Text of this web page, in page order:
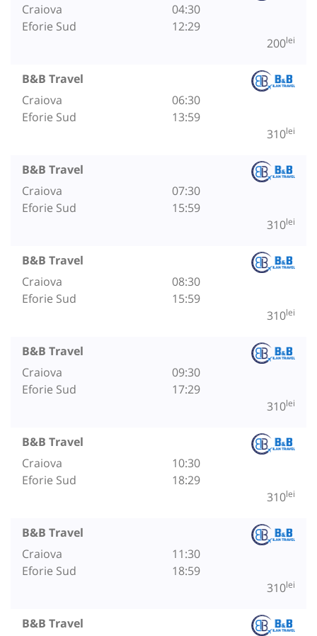
Craiova
Eforie Sud
04:30
12:29
200lei
B&B Travel
Craiova
Eforie Sud
06:30
13:59
310lei
B&B Travel
Craiova
Eforie Sud
07:30
15:59
310lei
B&B Travel
Craiova
Eforie Sud
08:30
15:59
310lei
B&B Travel
Craiova
Eforie Sud
09:30
17:29
310lei
B&B Travel
Craiova
Eforie Sud
10:30
18:29
310lei
B&B Travel
Craiova
Eforie Sud
11:30
18:59
310lei
B&B Travel